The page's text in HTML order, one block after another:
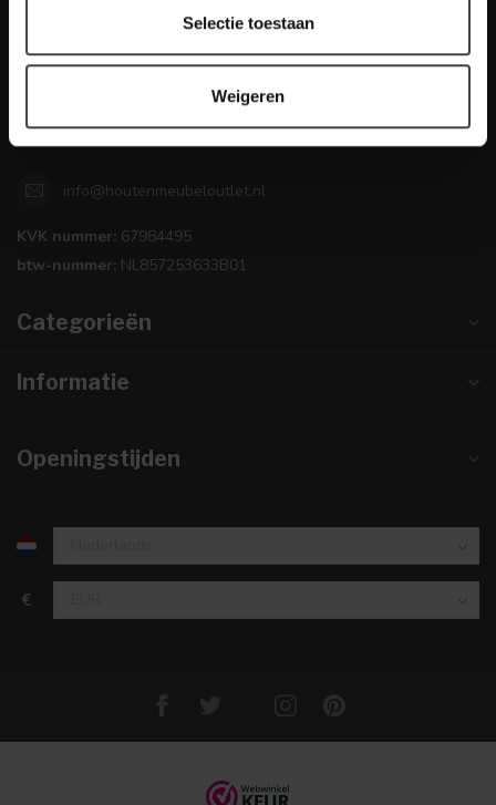
Selectie toestaan
Weigeren
Nederland
0224-850 926
info@houtenmeubeloutlet.nl
KVK nummer: 67984495
btw-nummer: NL857253633B01
Categorieën
Informatie
Openingstijden
€